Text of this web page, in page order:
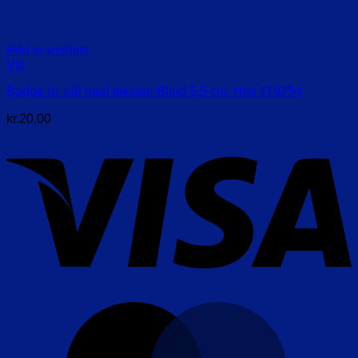
Add to wishlist
Vis
Badge m. nål med teksten Blind 5,5 cm. Hmi 119254
kr.20,00